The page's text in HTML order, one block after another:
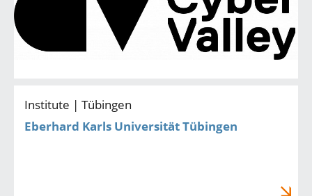
Institute | Tübingen
Eberhard Karls Universität Tübingen